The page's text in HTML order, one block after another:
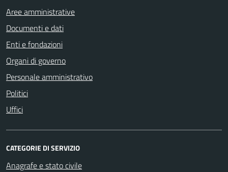
Aree amministrative
Documenti e dati
Enti e fondazioni
Organi di governo
Personale amministrativo
Politici
Uffici
CATEGORIE DI SERVIZIO
Anagrafe e stato civile